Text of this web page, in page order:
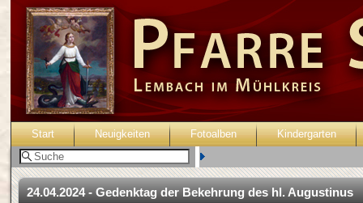
Start Neuigkeiten Fotoalben Kindergarten
24.04.2024 - Gedenktag der Bekehrung des hl. Augustinus